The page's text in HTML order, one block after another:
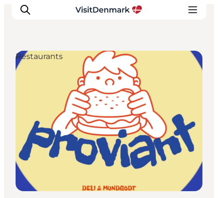
Regionen
Erlebnisse
Unterkünfte
Reiseplanung
Restaurants